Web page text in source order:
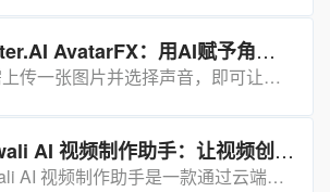
Character.AI AvatarFX：用AI赋予角色生命，开启互动叙事新体验
用户只需上传一张图片并选择声音，即可让角色生动地说话、动作并表达情感，带来令人惊叹的真实感和流畅性。
快手 Kwali AI 视频制作助手：让视频创作变得简单高效
快手 Kwali AI 视频制作助手是一款通过云端多 Agent 框架实现的高效视频创作工具，用户只需输入简单需求，即可快速生成高质量的短视频。